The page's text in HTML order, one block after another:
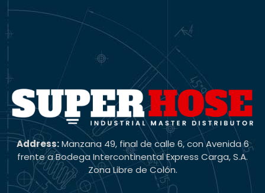
Address:Manzana 49, final de calle 6, con Avenida 6
frente a Bodega Intercontinental Express Carga, S.A.
Zona Libre de Colón.